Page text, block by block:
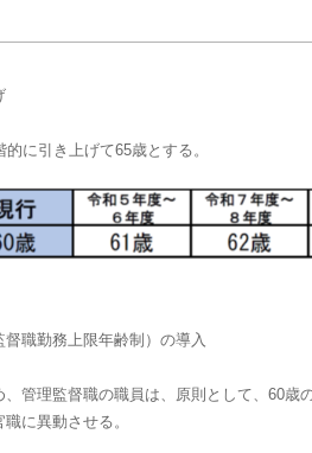
に引き上げて65歳とする。
督職勤務上限年齢制）の導入
管理監督職の職員は、原則として、60歳
に異動させる。